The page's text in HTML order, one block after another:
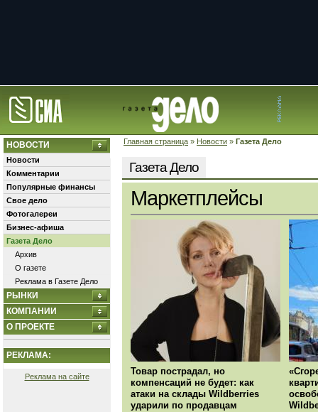
Главная страница » Новости » Газета Дело
НОВОСТИ
Новости
Комментарии
Популярные финансы
Свое дело
Фотогалереи
Бизнес-афиша
Газета Дело
Архив
О газете
Реклама в Газете Дело
РЫНКИ
КОМПАНИИ
О ПРОЕКТЕ
РЕКЛАМА:
Реклама на сайте
Газета Дело
Маркетплейсы
Товар пострадал, но
компенсаций не будет: как
атаки на склады Wildberries
ударили по продавцам